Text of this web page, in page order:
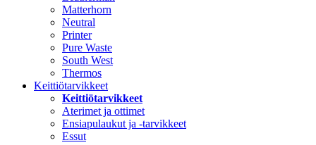
Matterhorn
Neutral
Printer
Pure Waste
South West
Thermos
Keittiötarvikkeet
Keittiötarvikkeet
Aterimet ja ottimet
Ensiapulaukut ja -tarvikkeet
Essut